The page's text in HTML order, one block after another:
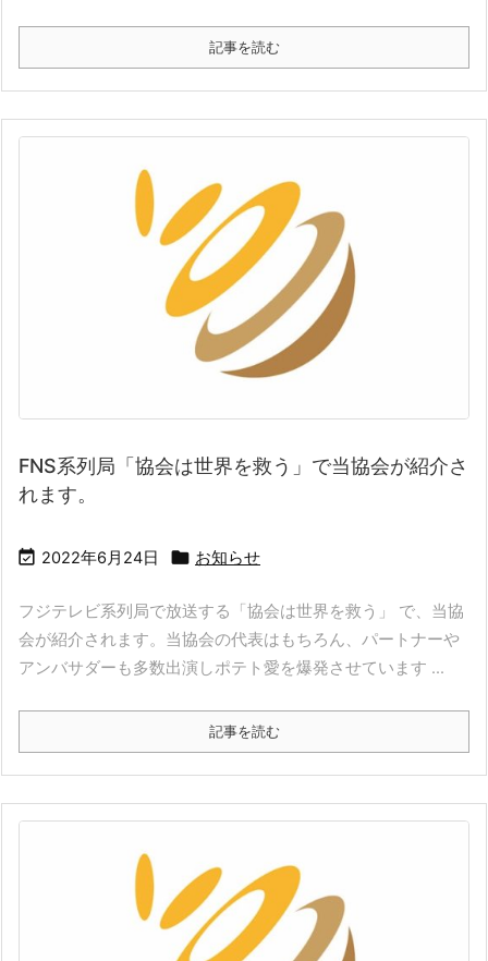
記事を読む
FNS系列局「協会は世界を救う」で当協会が紹介さ
れます。
 2022年6月24日  お知らせ
フジテレビ系列局で放送する「協会は世界を救う」 で、当協
会が紹介されます。当協会の代表はもちろん、パートナーや
アンバサダーも多数出演しポテト愛を爆発させています ...
記事を読む